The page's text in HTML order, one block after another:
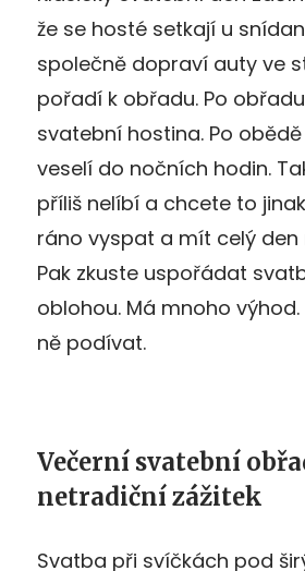
že se hosté setkají u
společně dopraví auty ve
pořadí k obřadu. Po
svatební hostina. Po
veselí do nočních hodin.
příliš nelíbí a chcete to
ráno vyspat a mít celý den
Pak zkuste uspořádat
oblohou. Má mnoho
ně podívat.
Večerní svatební
netradiční zážitek
Svatba při svíčkách pod